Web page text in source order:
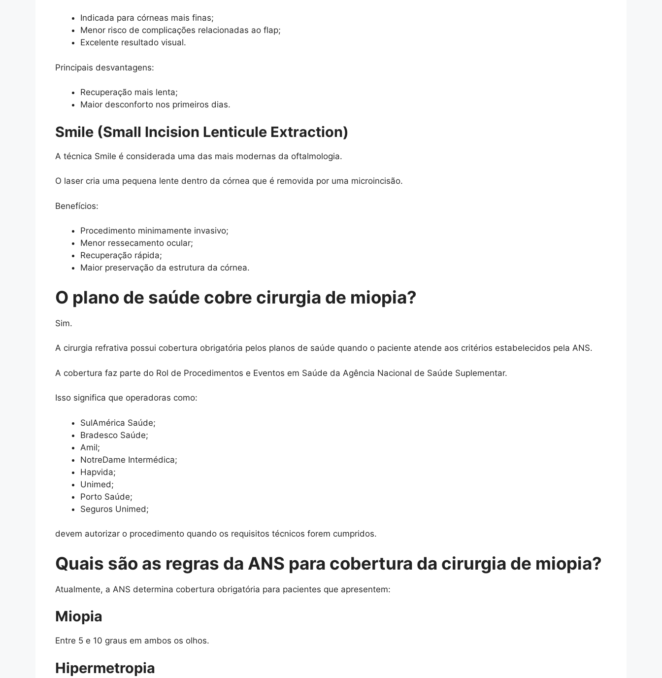
Indicada para córneas mais finas;
Menor risco de complicações relacionadas ao flap;
Excelente resultado visual.
Principais desvantagens:
Recuperação mais lenta;
Maior desconforto nos primeiros dias.
Smile (Small Incision Lenticule Extraction)
A técnica Smile é considerada uma das mais modernas da oftalmologia.
O laser cria uma pequena lente dentro da córnea que é removida por uma microincisão.
Benefícios:
Procedimento minimamente invasivo;
Menor ressecamento ocular;
Recuperação rápida;
Maior preservação da estrutura da córnea.
O plano de saúde cobre cirurgia de miopia?
Sim.
A cirurgia refrativa possui cobertura obrigatória pelos planos de saúde quando o paciente atende aos critérios estabelecidos pela ANS.
A cobertura faz parte do Rol de Procedimentos e Eventos em Saúde da Agência Nacional de Saúde Suplementar.
Isso significa que operadoras como:
SulAmérica Saúde;
Bradesco Saúde;
Amil;
NotreDame Intermédica;
Hapvida;
Unimed;
Porto Saúde;
Seguros Unimed;
devem autorizar o procedimento quando os requisitos técnicos forem cumpridos.
Quais são as regras da ANS para cobertura da cirurgia de miopia?
Atualmente, a ANS determina cobertura obrigatória para pacientes que apresentem:
Miopia
Entre 5 e 10 graus em ambos os olhos.
Hipermetropia